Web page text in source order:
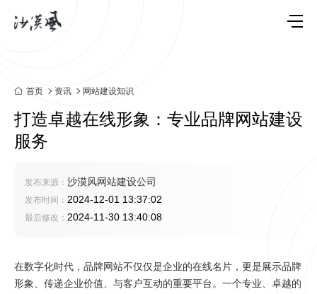
首页 资讯 网站建设知识
打造卓越在线形象：专业品牌网站建设
服务
发布来源： 沙漠风网站建设公司
发布时间： 2024-12-01 13:37:02
最后修改： 2024-11-30 13:40:08
在数字化时代，品牌网站不仅仅是企业的在线名片，更是展示品牌
形象、传递企业价值、与客户互动的重要平台。一个专业、卓越的